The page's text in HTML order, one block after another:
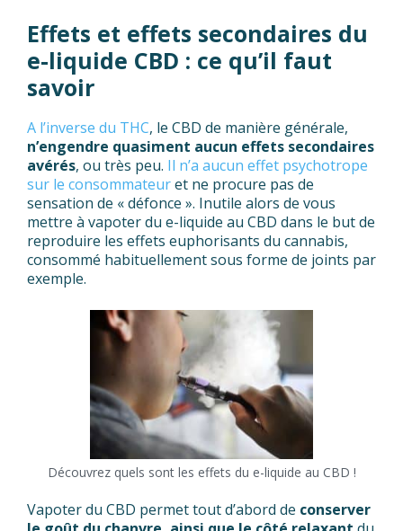
Effets et effets secondaires du
e-liquide CBD : ce qu’il faut
savoir
A l’inverse du THC, le CBD de manière générale,
n’engendre quasiment aucun effets secondaires
avérés, ou très peu. Il n’a aucun effet psychotrope
sur le consommateuret ne procure pas de
sensation de « défonce ». Inutile alors de vous
mettre à vapoter du e-liquide au CBD dans le but de
reproduire les effets euphorisants du cannabis,
consommé habituellement sous forme de joints par
exemple.
Découvrez quels sont les effets du e-liquide au CBD !
Vapoter du CBD permet tout d’abord de conserver